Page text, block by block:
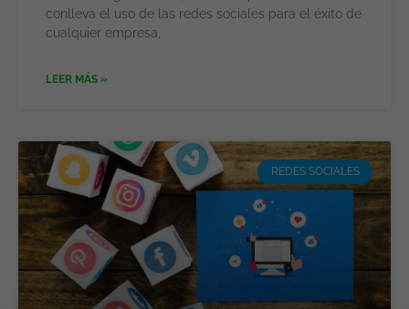
conlleva el uso de las redes sociales para el éxito de
cualquier empresa,
LEER MÁS »
REDES SOCIALES